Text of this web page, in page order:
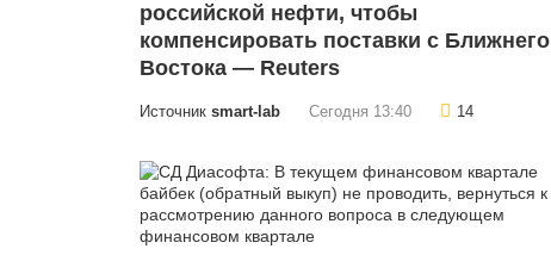
российской нефти, чтобы
компенсировать поставки с Ближнего
Востока — Reuters
Источник smart-lab Сегодня 13:40 14